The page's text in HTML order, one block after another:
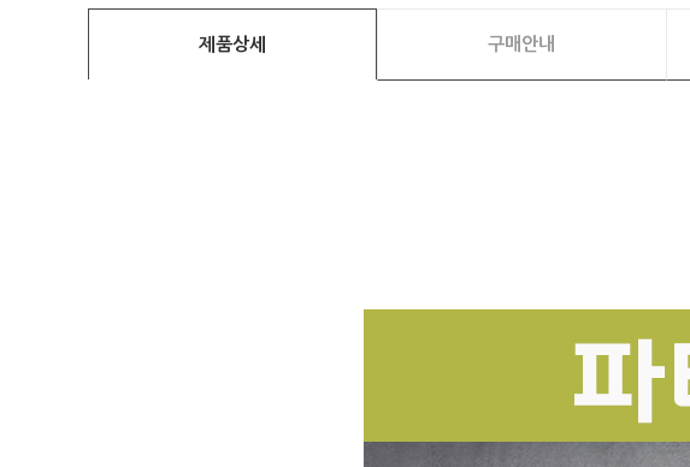
제품상세 구매안내